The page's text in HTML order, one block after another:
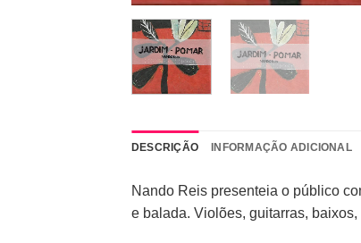
DESCRIÇÃO INFORMAÇÃO ADICIONAL
Nando Reis presenteia o público
e balada. Violões, guitarras,